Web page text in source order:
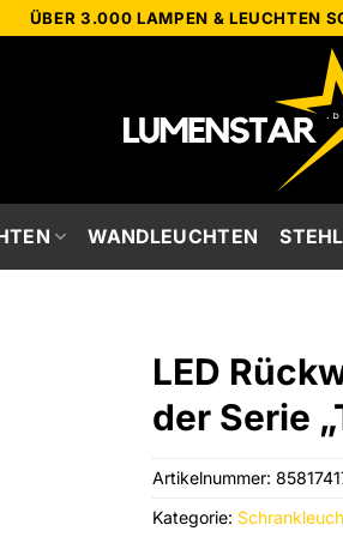
ÜBER 3.000 LAMPEN & LEUCHTEN
WANDLEUCHTEN
LED
der Serie
Artikelnummer:
Kategorie: